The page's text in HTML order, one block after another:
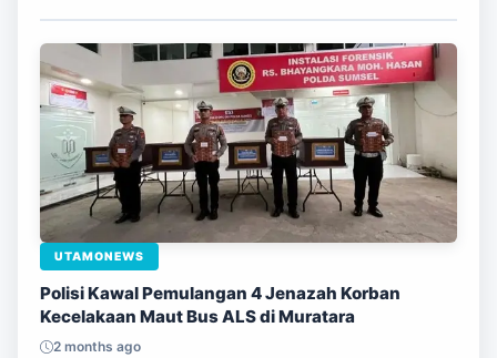
UTAMONEWS
Polisi Kawal Pemulangan 4 Jenazah Korban
Kecelakaan Maut Bus ALS di Muratara
2 months ago